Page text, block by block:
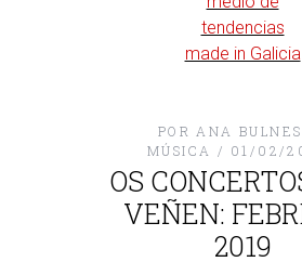
POR ANA BULNES
MÚSICA
01/02/
OS
VEÑEN:
2019